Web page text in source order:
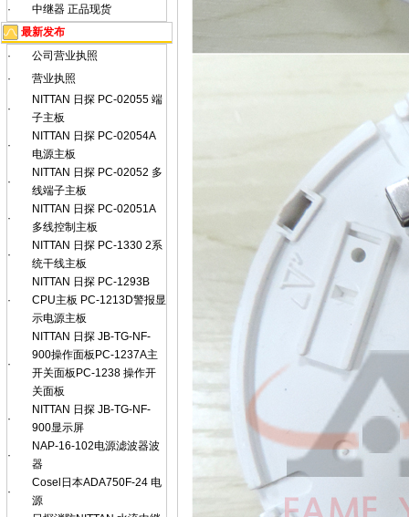
·
中继器 正品现货
最新发布
·
公司营业执照
·
营业执照
·
NITTAN 日探 PC-02055 端
子主板
·
NITTAN 日探 PC-02054A
电源主板
·
NITTAN 日探 PC-02052 多
线端子主板
·
NITTAN 日探 PC-02051A
多线控制主板
·
NITTAN 日探 PC-1330 2系
统干线主板
·
NITTAN 日探 PC-1293B
CPU主板 PC-1213D警报显
示电源主板
·
NITTAN 日探 JB-TG-NF-
900操作面板PC-1237A主
开关面板PC-1238 操作开
关面板
·
NITTAN 日探 JB-TG-NF-
900显示屏
·
NAP-16-102电源滤波器波
器
·
Cosel日本ADA750F-24 电
源